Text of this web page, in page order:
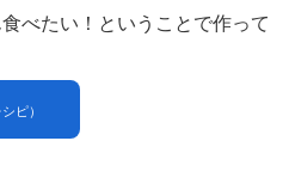
べたい！ということで作って
ピ）